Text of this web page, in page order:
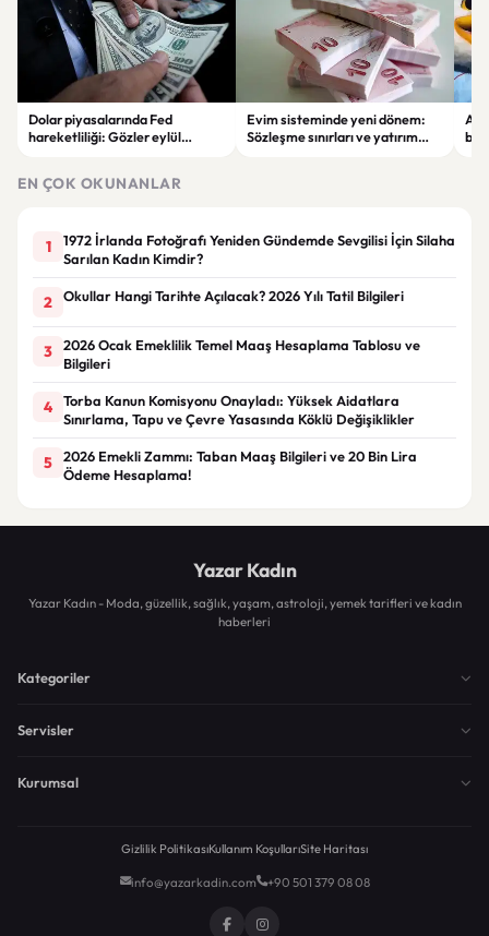
Dolar piyasalarında Fed
hareketliliği: Gözler eylül
Evim sisteminde yeni dönem:
Sözleşme sınırları ve yatırım
EN ÇOK OKUNANLAR
1
1972 İrlanda Fotoğrafı Yeniden Gündemde Sevgilisi İçin Silaha
Sarılan Kadın Kimdir?
2 Okullar Hangi Tarihte Açılacak? 2026 Yılı Tatil Bilgileri
3
2026 Ocak Emeklilik Temel Maaş Hesaplama Tablosu ve
Bilgileri
4
Torba Kanun Komisyonu Onayladı: Yüksek Aidatlara
Sınırlama, Tapu ve Çevre Yasasında Köklü Değişiklikler
5
2026 Emekli Zammı: Taban Maaş Bilgileri ve 20 Bin Lira
Ödeme Hesaplama!
Yazar Kadın
Yazar Kadın - Moda, güzellik, sağlık, yaşam, astroloji, yemek tarifleri ve kadın
haberleri
Kategoriler
Servisler
Kurumsal
Gizlilik PolitikasıKullanım KoşullarıSite Haritası
info@yazarkadin.com +90 501 379 08 08